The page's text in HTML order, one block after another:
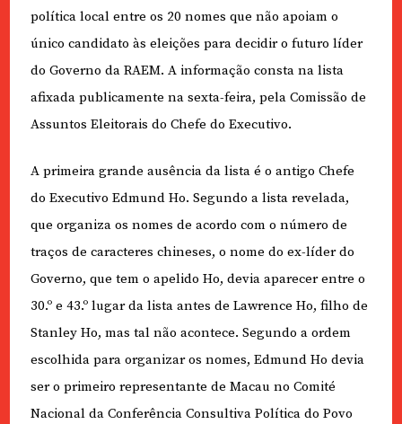
política local entre os 20 nomes que não apoiam o
único candidato às eleições para decidir o futuro líder
do Governo da RAEM. A informação consta na lista
afixada publicamente na sexta-feira, pela Comissão de
Assuntos Eleitorais do Chefe do Executivo.
A primeira grande ausência da lista é o antigo Chefe
do Executivo Edmund Ho. Segundo a lista revelada,
que organiza os nomes de acordo com o número de
traços de caracteres chineses, o nome do ex-líder do
Governo, que tem o apelido Ho, devia aparecer entre o
30.º e 43.º lugar da lista antes de Lawrence Ho, filho de
Stanley Ho, mas tal não acontece. Segundo a ordem
escolhida para organizar os nomes, Edmund Ho devia
ser o primeiro representante de Macau no Comité
Nacional da Conferência Consultiva Política do Povo